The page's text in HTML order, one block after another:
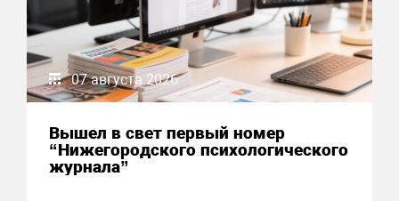
07 августа 2026
Вышел в свет первый номер
“Нижегородского психологического
журнала”